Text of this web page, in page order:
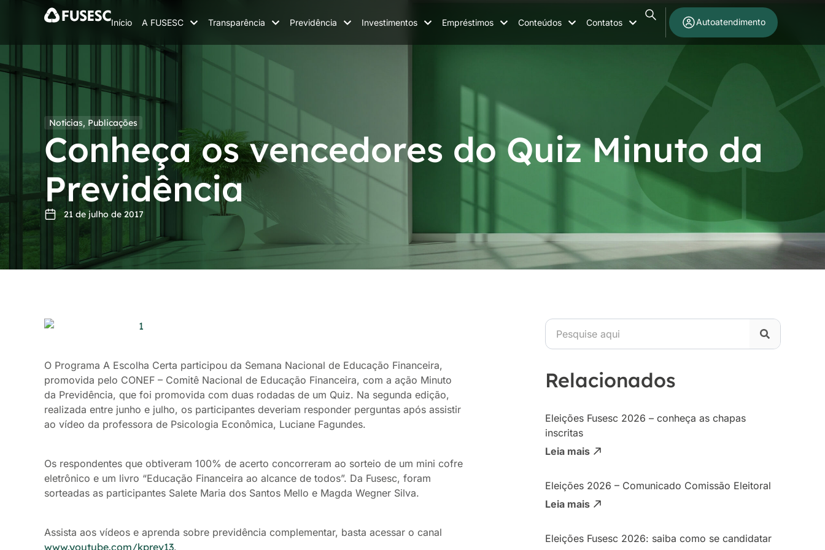
Início A FUSESC Transparência Previdência Investimentos Empréstimos Conteúdos Contatos Autoatendimento
Notícias, Publicações
Conheça os vencedores do Quiz Minuto da
Previdência
21 de julho de 2017
O Programa A Escolha Certa participou da Semana Nacional de Educação Financeira,
promovida pelo CONEF – Comitê Nacional de Educação Financeira, com a ação Minuto
da Previdência, que foi promovida com duas rodadas de um Quiz. Na segunda edição,
realizada entre junho e julho, os participantes deveriam responder perguntas após assistir
ao vídeo da professora de Psicologia Econômica, Luciane Fagundes.
Os respondentes que obtiveram 100% de acerto concorreram ao sorteio de um mini cofre
eletrônico e um livro “Educação Financeira ao alcance de todos”. Da Fusesc, foram
sorteadas as participantes Salete Maria dos Santos Mello e Magda Wegner Silva.
Assista aos vídeos e aprenda sobre previdência complementar, basta acessar o canal
www.youtube.com/kprev13.
Relacionados
Eleições Fusesc 2026 – conheça as chapas
inscritas
Leia mais
Eleições 2026 – Comunicado Comissão Eleitoral
Leia mais
Eleições Fusesc 2026: saiba como se candidatar